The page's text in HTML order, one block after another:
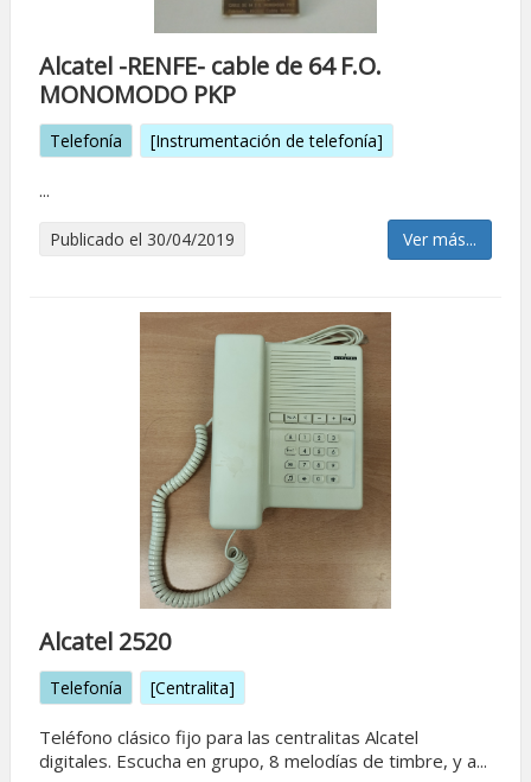
Alcatel -RENFE- cable de 64 F.O.
MONOMODO PKP
Telefonía [Instrumentación de telefonía]
...
Publicado el 30/04/2019 Ver más...
Alcatel 2520
Telefonía [Centralita]
Teléfono clásico fijo para las centralitas Alcatel
digitales. Escucha en grupo, 8 melodías de timbre, y a...